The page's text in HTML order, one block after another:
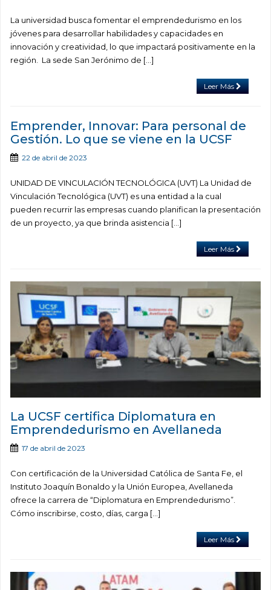
La universidad busca fomentar el emprendedurismo en los
jóvenes para desarrollar habilidades y capacidades en
innovación y creatividad, lo que impactará positivamente en la
región. La sede San Jerónimo de […]
Leer Más
Emprender, Innovar: Para personal de
Gestión. Lo que se viene en la UCSF
22 de abril de 2023
UNIDAD DE VINCULACIÓN TECNOLÓGICA (UVT) La Unidad de
Vinculación Tecnológica (UVT) es una entidad a la cual
pueden recurrir las empresas cuando planifican la presentación
de un proyecto, ya que brinda asistencia […]
Leer Más
La UCSF certifica Diplomatura en
Emprendedurismo en Avellaneda
17 de abril de 2023
Con certificación de la Universidad Católica de Santa Fe, el
Instituto Joaquín Bonaldo y la Unión Europea, Avellaneda
ofrece la carrera de “Diplomatura en Emprendedurismo”.
Cómo inscribirse, costo, días, carga […]
Leer Más